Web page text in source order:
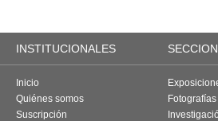
INSTITUCIONALES
Inicio
Quiénes somos
Suscripción